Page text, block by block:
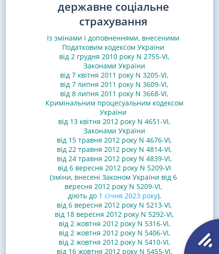
державне соціальне
страхування
Із змінами і доповненнями, внесеними
Податковим кодексом України
від 2 грудня 2010 року N 2755-VI,
Законами України
від 7 квітня 2011 року N 3205-VI,
від 7 липня 2011 року N 3609-VI,
від 8 липня 2011 року N 3668-VI,
Кримінальним процесуальним кодексом
України
від 13 квітня 2012 року N 4651-VI,
Законами України
від 15 травня 2012 року N 4676-VI,
від 22 травня 2012 року N 4814-VI,
від 24 травня 2012 року N 4839-VI,
від 6 вересня 2012 року N 5209-VI
(зміни, внесені Законом України від 6
вересня 2012 року N 5209-VI,
діють до 1 січня 2023 року),
від 6 вересня 2012 року N 5213-VI,
від 18 вересня 2012 року N 5292-VI,
від 2 жовтня 2012 року N 5316-VI,
від 2 жовтня 2012 року N 5406-VI,
від 2 жовтня 2012 року N 5410-VI,
від 16 жовтня 2012 року N 5455-VI,